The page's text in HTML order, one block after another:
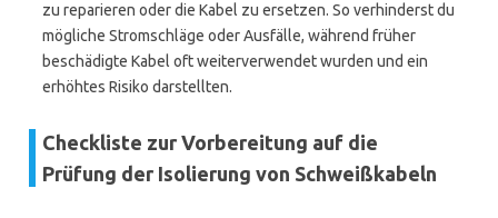
zu reparieren oder die Kabel zu ersetzen. So verhinderst du
mögliche Stromschläge oder Ausfälle, während früher
beschädigte Kabel oft weiterverwendet wurden und ein
erhöhtes Risiko darstellten.
Checkliste zur Vorbereitung auf die
Prüfung der Isolierung von Schweißkabeln